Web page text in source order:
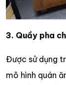
3. Quầy pha
Được sử dụng
mô hình quán